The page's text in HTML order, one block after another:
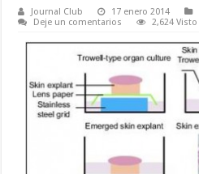
Journal Club 17 enero 2014
Deje un comentarios
2,624 Visto